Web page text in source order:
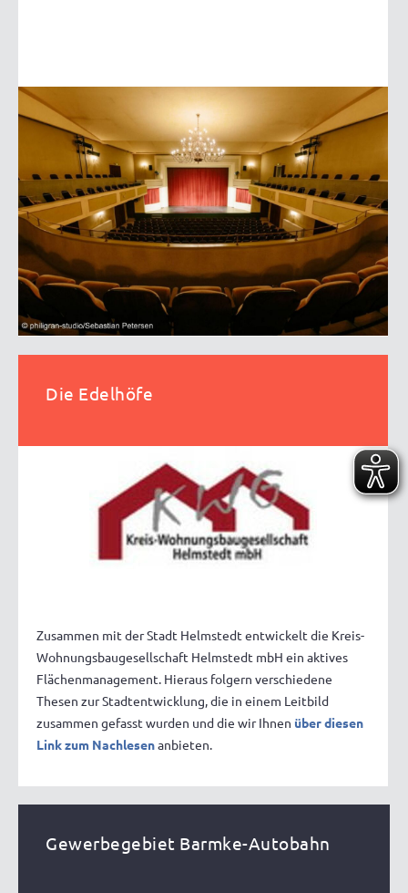
Die Edelhöfe
Zusammen mit der Stadt Helmstedt entwickelt die Kreis-
Wohnungsbaugesellschaft Helmstedt mbH ein aktives
Flächenmanagement. Hieraus folgern verschiedene
Thesen zur Stadtentwicklung, die in einem Leitbild
zusammen gefasst wurden und die wir Ihnen über diesen
Link zum Nachlesenanbieten.
Gewerbegebiet Barmke-Autobahn